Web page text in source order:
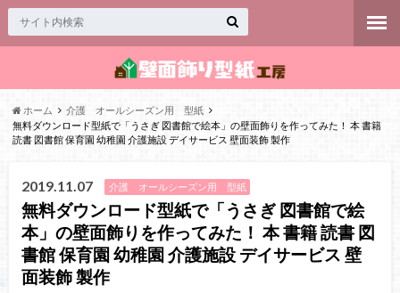
ホーム
介護 オールシーズン用 型紙
無料ダウンロード型紙で「うさぎ 図書館で絵本」の壁面飾りを作ってみた！ 本 書籍
読書 図書館 保育園 幼稚園 介護施設 デイサービス 壁面装飾 製作
2019.11.07 介護 オールシーズン用 型紙
無料ダウンロード型紙で「うさぎ 図書館で絵
本」の壁面飾りを作ってみた！ 本 書籍 読書 図
書館 保育園 幼稚園 介護施設 デイサービス 壁
面装飾 製作